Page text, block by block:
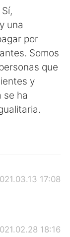
una
por
Somos
que
y
se ha
17:08
18:16